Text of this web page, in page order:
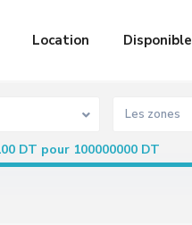
Location Disponible
Les zones
DT pour 100000000 DT